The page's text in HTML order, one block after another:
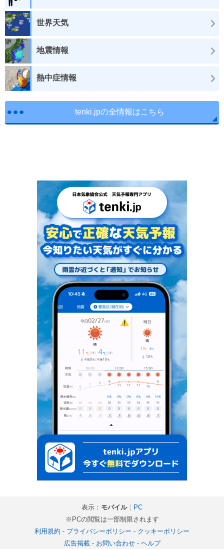
世界天気
地震情報
熱中症情報
tenki.jpの全情報はこちら
表示： モバイル｜ PC
※PCの閲覧は一部制限されます
利用規約 - プライバシーポリシー - クッキーポリシー
広告掲載- お問い合わせ- ヘルプ